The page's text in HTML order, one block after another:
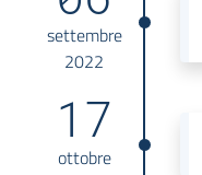
settembre
2022
17
ottobre